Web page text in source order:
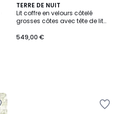
TERRE DE NUIT
Lit coffre en velours côtelé
grosses côtes avec tête de lit
549,00 €